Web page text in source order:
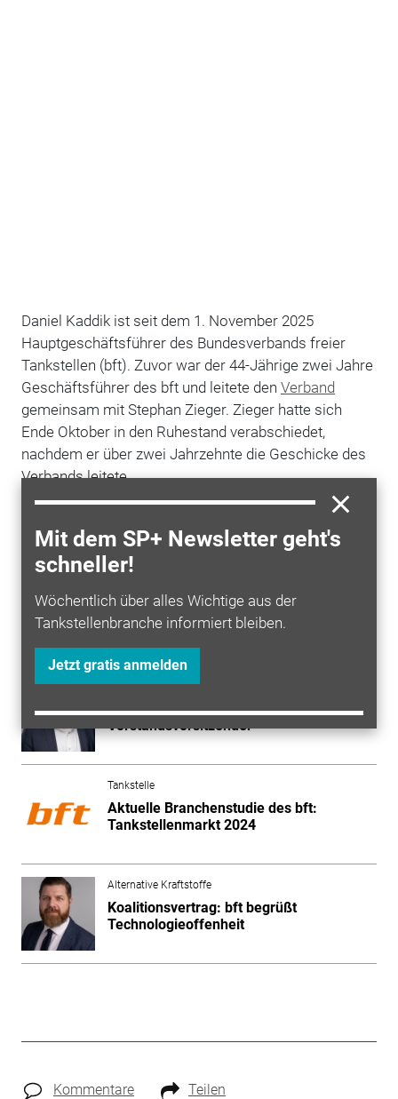
Mit dem SP+ Newsletter geht's
schneller!
Wöchentlich über alles Wichtige aus der
Tankstellenbranche informiert bleiben.
Jetzt gratis anmelden
Daniel Kaddik ist seit dem 1. November 2025
Hauptgeschäftsführer des Bundesverbands freier
Tankstellen (bft). Zuvor war der 44-Jährige zwei Jahre
Geschäftsführer des bft und leitete den Verband
gemeinsam mit Stephan Zieger. Zieger hatte sich
Ende Oktober in den Ruhestand verabschiedet,
nachdem er über zwei Jahrzehnte die Geschicke des
Verbands leitete.
Kaddik verantwortet künftig sowohl die strategische
als auch operative Führung des Verbands. Sarah
Schmitt übernimmt zeitgleich die Leitung der Bereiche
Recht, Regulatorik und Governance.
Personalien
Neuwahlen: Carsten Müller ist neuer bft-
Vorstandsvorsitzender
Tankstelle
Aktuelle Branchenstudie des bft:
Tankstellenmarkt 2024
Alternative Kraftstoffe
Koalitionsvertrag: bft begrüßt
Technologieoffenheit
Kommentare Teilen